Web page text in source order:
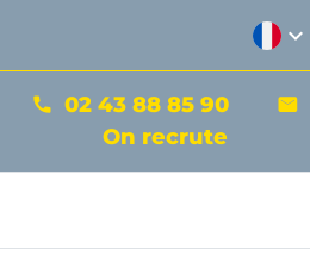
expand_more
phone 02 43 88 85 90 mail
On recrute